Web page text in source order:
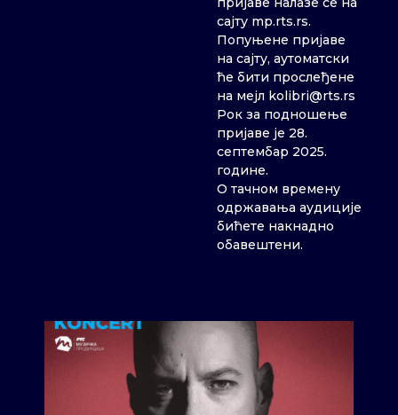
сајту mp.rts.rs.
Попуњене пријаве
на сајту, аутоматски
ће бити прослеђене
на мејл kolibri@rts.rs
Рок за подношење
пријаве је 28.
септембар 2025.
године.
О тачном времену
одржавања аудиције
бићете накнадно
обавештени.